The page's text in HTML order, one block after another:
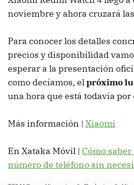
noviembre y ahora cruzará
Para conocer los detalles
precios y disponibilidad
esperar a la presentación
como decíamos, elpróximo
una hora que está todavía por
Más información | Xiaomi
En Xataka Móvil | Cómo
número de teléfono sin